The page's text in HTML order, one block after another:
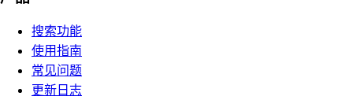
搜索功能
使用指南
常见问题
更新日志